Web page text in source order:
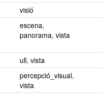
visió
escena,
panorama, vista
ull, vista
percepció_visual,
vista